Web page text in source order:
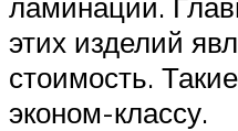
этих изделий
стоимость.
эконом-классу.